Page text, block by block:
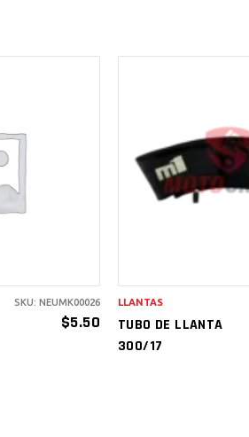
$5.50
SKU: NEUMK00026
AÑADIR AL
CARRITO
TUBO DE LLANTA
300/17
LLANTAS